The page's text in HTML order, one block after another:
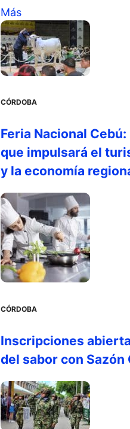
Más
CÓRDOBA
Feria Nacional
que impulsará el
y la economía
CÓRDOBA
Inscripciones
del sabor con Sazón